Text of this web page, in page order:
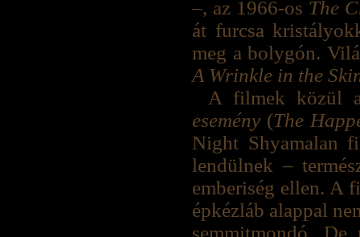
–, az 1966-os The
át furcsa
meg a bolygón.
A Wrinkle in the
A filmek közül
esemény (The
Night Shyamalan
lendülnek –
emberiség ellen. A
épkézláb alappal
semmitmondó.